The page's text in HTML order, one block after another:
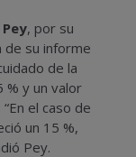
, por su
su informe
de la
% y un valor
el caso de
un 15 %,
Pey.